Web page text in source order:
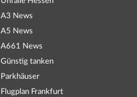
A3 News
A5 News
A661 News
Günstig tanken
Parkhäuser
Flugplan Frankfurt